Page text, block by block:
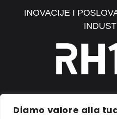
Diamo valore alla
INOVACIJE I